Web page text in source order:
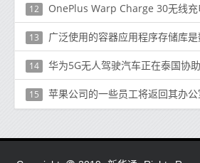
12 OnePlus Warp Charge 30无线充电器测试：速度有多
13 广泛使用的容器应用程序存储库
14 华为5G无人驾驶汽车正在泰国协
15 苹果公司的一些员工将返回其办